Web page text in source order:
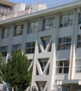
窓
会